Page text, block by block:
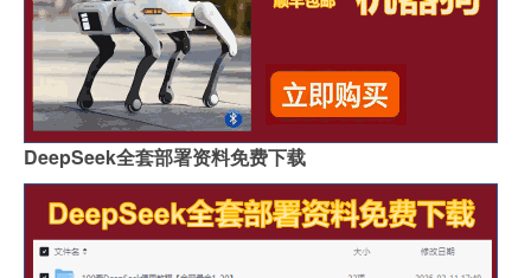
DeepSeek全套部署资料免费下载